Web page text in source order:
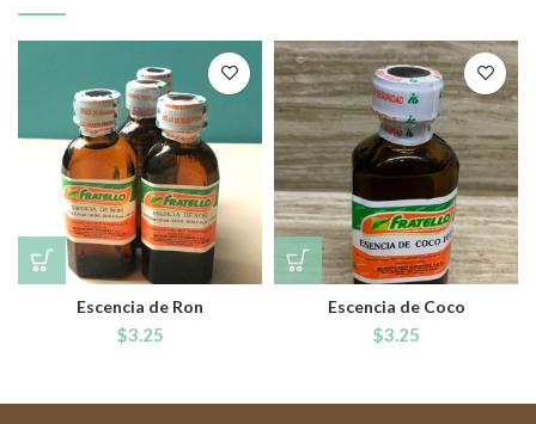
Escencia de Ron
$3.25
Escencia de Coco
$3.25